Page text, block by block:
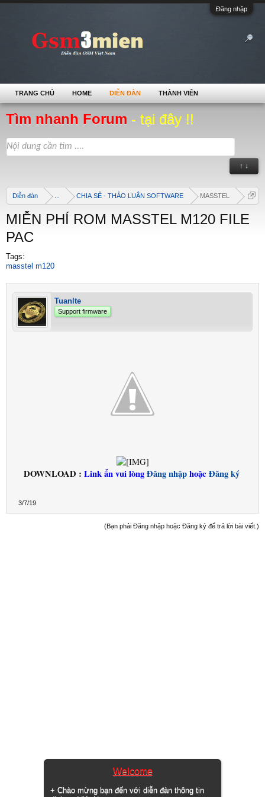
Đăng nhập
Tìm nhanh Forum - tại đây !!
↑ ↓
Diễn đàn CHIA SẺ - THẢO LUẬN SOFTWARE MASSTEL
Welcome
+ Chào mừng bạn đến với diễn đàn thông tin
MIỄN PHÍ ROM MASSTEL M120 FILE
PAC
Tags:
masstel m120
Tuanlte
Support firmware
DOWNLOAD : Link ẩn vui lòngĐăng nhậphoặc Đăng ký
3/7/19
(Bạn phải Đăng nhập hoặc Đăng ký để trả lời bài viết.)
TRANG CHỦ HOME DIỄN ĐÀN THÀNH VIÊN